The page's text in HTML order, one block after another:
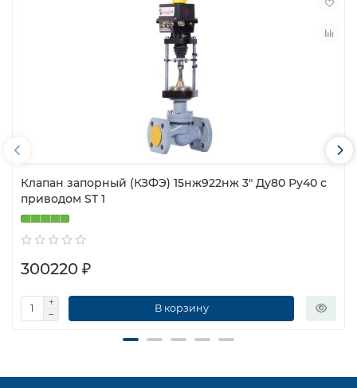
Клапан запорный (КЗФЭ) 15нж922нж 3″ Ду80 Ру40 с
приводом ST 1
300220 ₽
В корзину